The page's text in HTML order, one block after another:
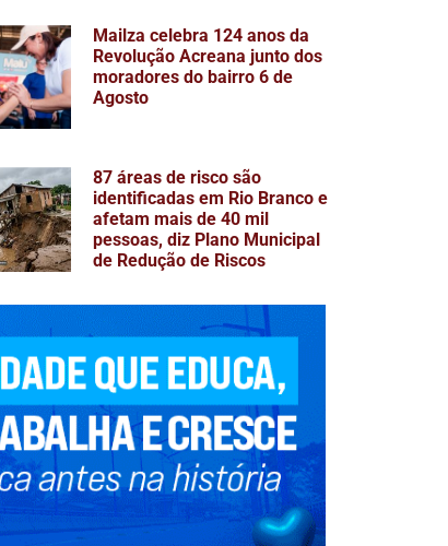
Mailza celebra 124 anos da
Revolução Acreana junto dos
moradores do bairro 6 de
Agosto
87 áreas de risco são
identificadas em Rio Branco e
afetam mais de 40 mil
pessoas, diz Plano Municipal
de Redução de Riscos